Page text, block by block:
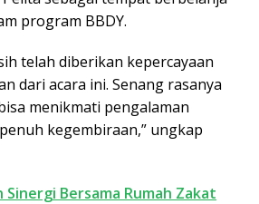
program BBDY.
telah diberikan kepercayaan
dari acara ini. Senang rasanya
menikmati pengalaman
kegembiraan,” ungkap
Sinergi Bersama Rumah Zakat